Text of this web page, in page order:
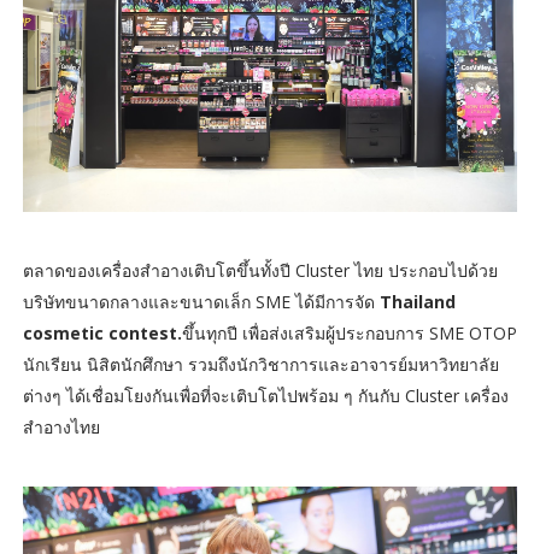
ตลาดของเครื่องสำอางเติบโตขึ้นทั้งปี Cluster ไทย ประกอบไปด้วย
บริษัทขนาดกลางและขนาดเล็ก SME ได้มีการจัด Thailand
cosmetic contest.ขึ้นทุกปี เพื่อส่งเสริมผู้ประกอบการ SME OTOP
นักเรียน นิสิตนักศึกษา รวมถึงนักวิชาการและอาจารย์มหาวิทยาลัย
ต่างๆ ได้เชื่อมโยงกันเพื่อที่จะเติบโตไปพร้อม ๆ กันกับ Cluster เครื่อง
สำอางไทย